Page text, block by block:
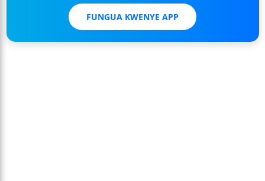
FUNGUA KWENYE APP